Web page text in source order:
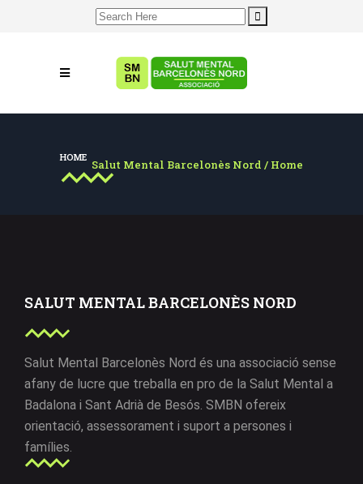
Search
HOME
Salut Mental Barcelonès Nord / Home
SALUT MENTAL BARCELONÈS NORD
Salut Mental Barcelonès Nord és una associació sense
afany de lucre que treballa en pro de la Salut Mental a
Badalona i Sant Adrià de Besós. SMBN ofereix
orientació, assessorament i suport a persones i
famílies.